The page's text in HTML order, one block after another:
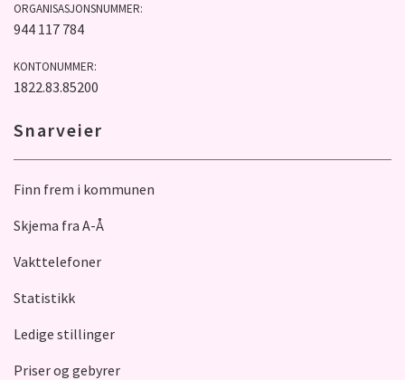
ORGANISASJONSNUMMER:
944 117 784
KONTONUMMER:
1822.83.85200
Snarveier
Finn frem i kommunen
Skjema fra A-Å
Vakttelefoner
Statistikk
Ledige stillinger
Priser og gebyrer